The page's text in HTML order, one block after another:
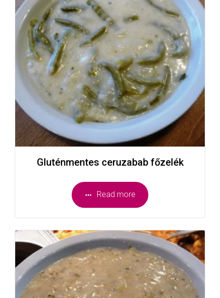
Gluténmentes ceruzabab főzelék
Read more